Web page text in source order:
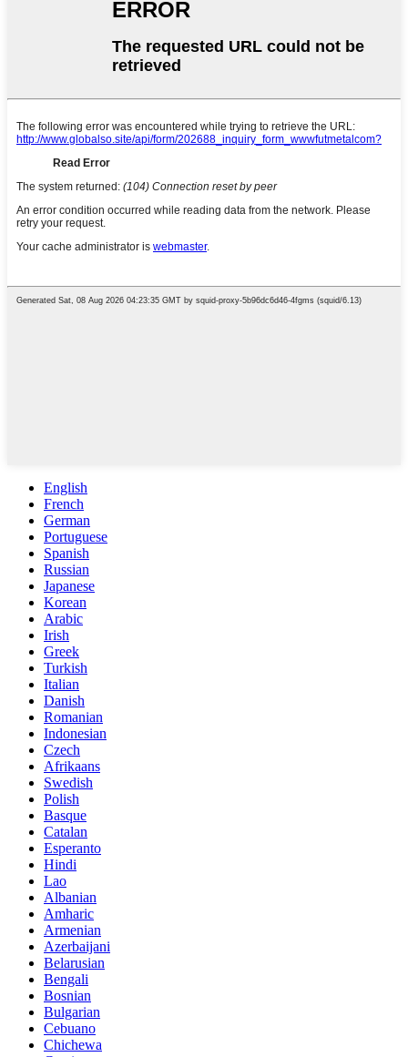
English
French
German
Portuguese
Spanish
Russian
Japanese
Korean
Arabic
Irish
Greek
Turkish
Italian
Danish
Romanian
Indonesian
Czech
Afrikaans
Swedish
Polish
Basque
Catalan
Esperanto
Hindi
Lao
Albanian
Amharic
Armenian
Azerbaijani
Belarusian
Bengali
Bosnian
Bulgarian
Cebuano
Chichewa